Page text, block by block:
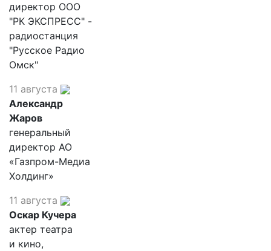
директор ООО
"РК ЭКСПРЕСС" -
радиостанция
"Русское Радио
Омск"
11 августа
Александр
Жаров
генеральный
директор АО
«Газпром-Медиа
Холдинг»
11 августа
Оскар Кучера
актер театра
и кино,